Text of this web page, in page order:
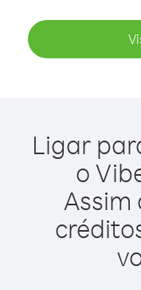
Ligar
o
Assim